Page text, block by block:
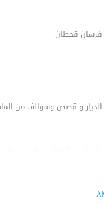
قحطان
و قصص وسوالف من